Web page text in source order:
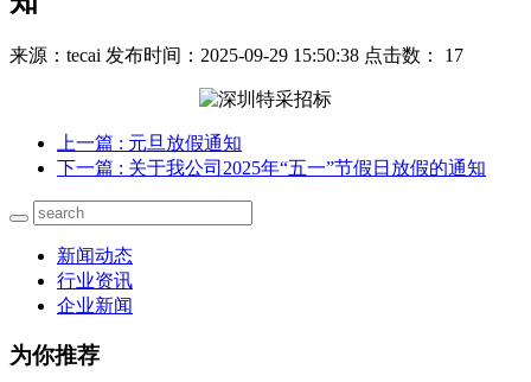
来源：tecai 发布时间：2025-09-29 15:50:38 点击数： 17
上一篇 : 元旦放假通知
下一篇 : 关于我公司2025年“五一”节假日放假的通知
新闻动态
行业资讯
企业新闻
为你推荐